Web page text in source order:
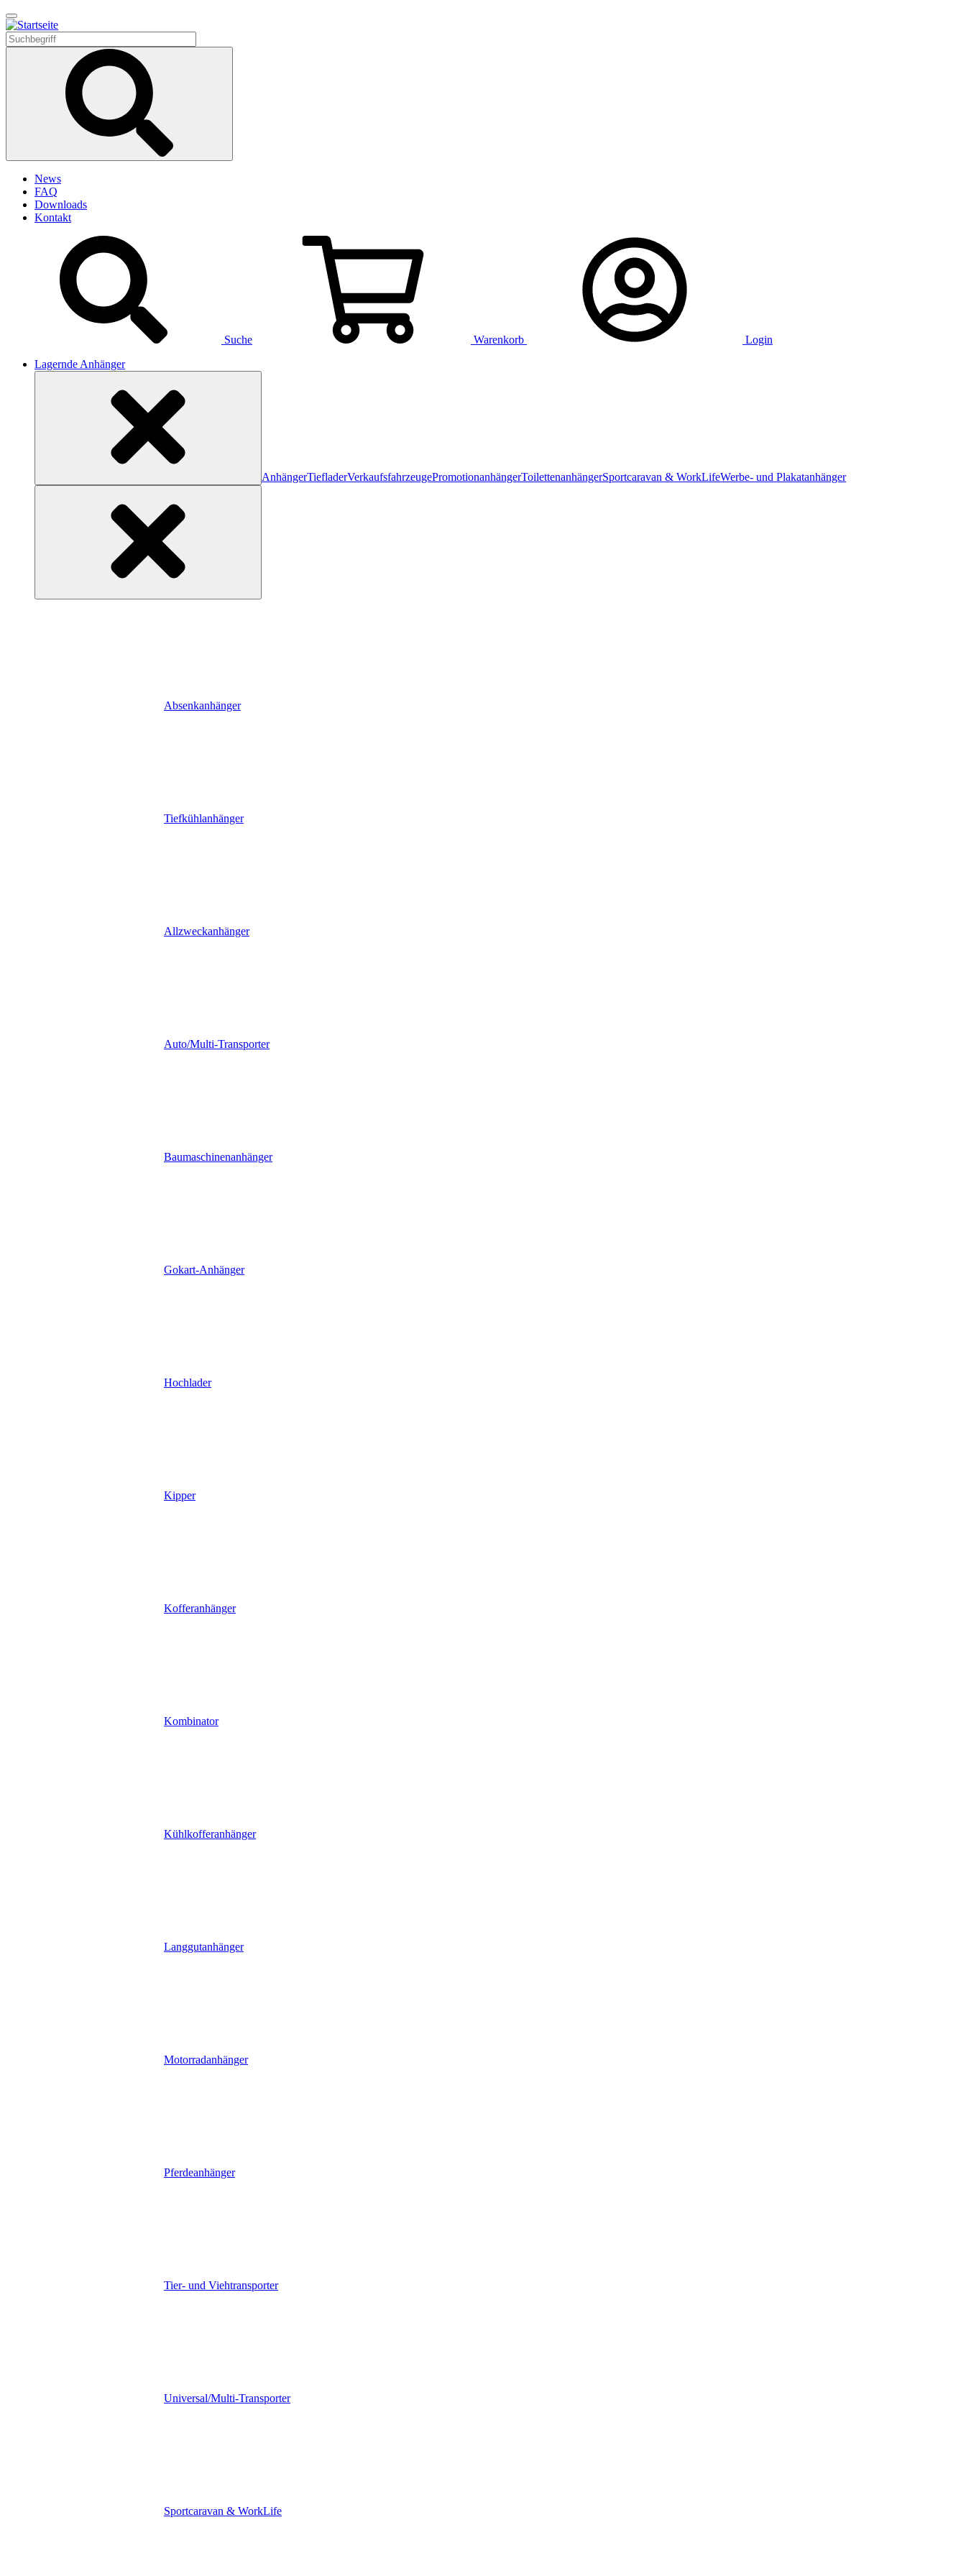
Direkt
zum
Inhalt
News
FAQ
Downloads
Kontakt
Suche Warenkorb
Login
Lagernde Anhänger
AnhängerTiefladerVerkaufsfahrzeugePromotionanhängerToilettenanhängerSportcaravan & WorkLifeWerbe- und Plakatanhänger
Absenkanhänger
Tiefkühlanhänger
Allzweckanhänger
Auto/Multi-Transporter
Baumaschinenanhänger
Gokart-Anhänger
Hochlader
Kipper
Kofferanhänger
Kombinator
Kühlkofferanhänger
Langgutanhänger
Motorradanhänger
Pferdeanhänger
Tier- und Viehtransporter
Universal/Multi-Transporter
Sportcaravan & WorkLife